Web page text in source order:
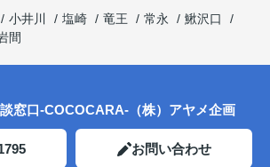
小井川 塩崎 竜王 常永
鰍沢口
間
窓口-COCOCARA-（株）アヤメ企画
お問い合わせ